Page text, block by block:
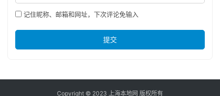
记住昵称、邮箱和网址，下次评论免输入
提交
Copyright © 2023 上海本地网 版权所有